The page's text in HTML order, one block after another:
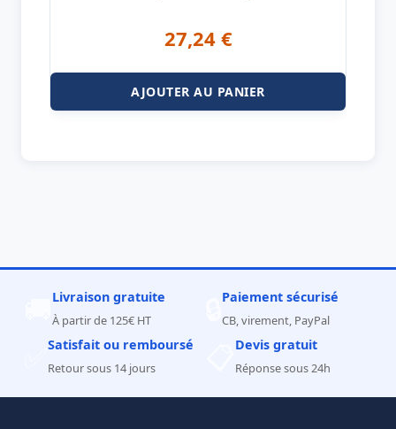
27,24 €
AJOUTER AU PANIER
Livraison gratuite
À partir de 125€ HT
Paiement sécurisé
CB, virement, PayPal
Satisfait ou remboursé
Retour sous 14 jours
Devis gratuit
Réponse sous 24h